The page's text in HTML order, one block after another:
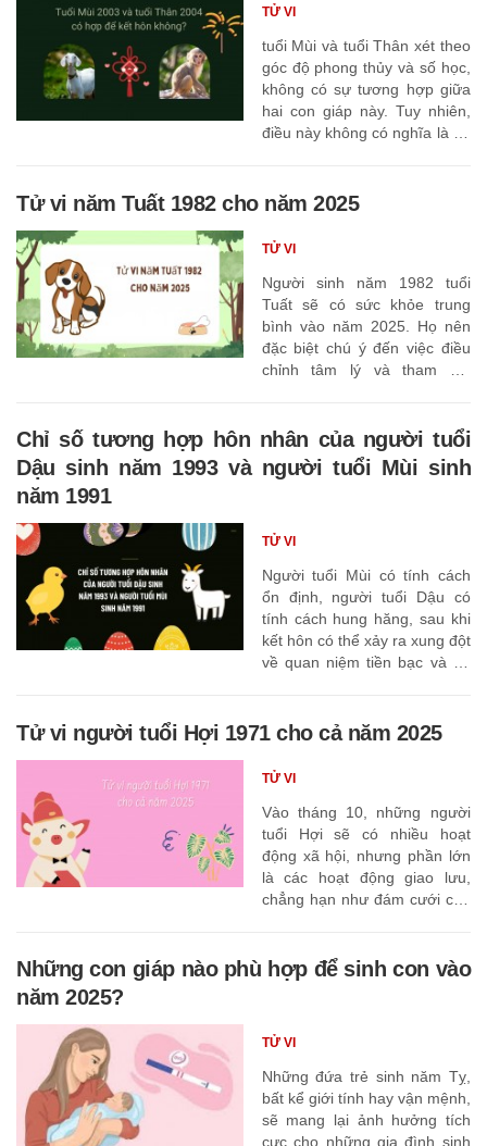
tuổi Mùi và tuổi Thân xét theo
góc độ phong thủy và số học,
không có sự tương hợp giữa
hai con giáp này. Tuy nhiên,
điều này không có nghĩa là họ
TỬ VI
Tử vi năm Tuất 1982 cho năm 2025
Người sinh năm 1982 tuổi
Tuất sẽ có sức khỏe trung
bình vào năm 2025. Họ nên
đặc biệt chú ý đến việc điều
chỉnh tâm lý và tham gia
của mình,
TỬ VI
Chỉ số tương hợp hôn nhân của người tuổi
Dậu sinh năm 1993 và người tuổi Mùi sinh
năm 1991
Người tuổi Mùi có tính cách
ổn định, người tuổi Dậu có
tính cách hung hăng, sau khi
kết hôn có thể xảy ra xung đột
về quan niệm tiền bạc và sự
TỬ VI
Tử vi người tuổi Hợi 1971 cho cả năm 2025
Vào tháng 10, những người
tuổi Hợi sẽ có nhiều hoạt
động xã hội, nhưng phần lớn
là các hoạt động giao lưu,
chẳng hạn như đám cưới của
TỬ VI
Những con giáp nào phù hợp để sinh con vào
năm 2025?
Những đứa trẻ sinh năm Tỵ,
bất kể giới tính hay vận mệnh,
sẽ mang lại ảnh hưởng tích
cực cho những gia đình sinh
TỬ VI